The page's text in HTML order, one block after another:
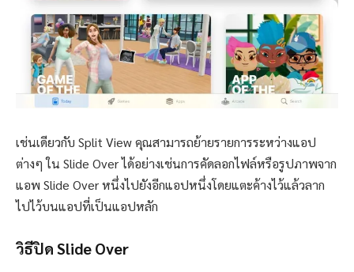
เช่นเดียวกับ Split View คุณสามารถย้ายรายการระหว่างแอป
ต่างๆ ใน ​​Slide Over ได้อย่างเช่นการคัดลอกไฟล์หรือรูปภาพจาก
แอพ Slide Over หนึ่งไปยังอีกแอปหนึ่งโดยแตะค้างไว้แล้วลาก
ไปไว้บนแอปที่เป็นแอปหลัก
วิธีปิด Slide Over